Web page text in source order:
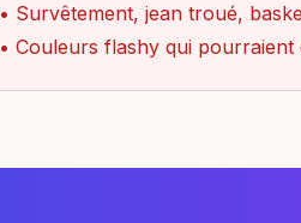
• Survêtement, jean troué,
• Couleurs flashy qui